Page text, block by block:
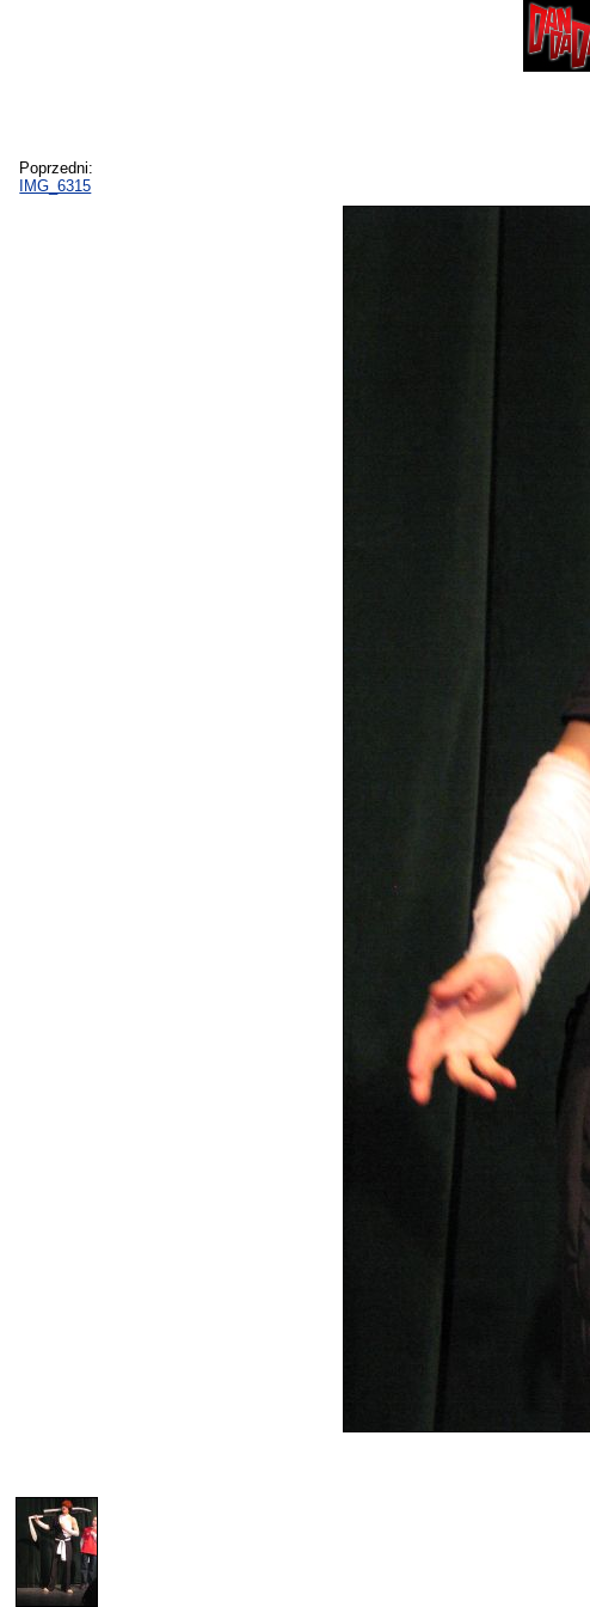
Poprzedni:
IMG_6315